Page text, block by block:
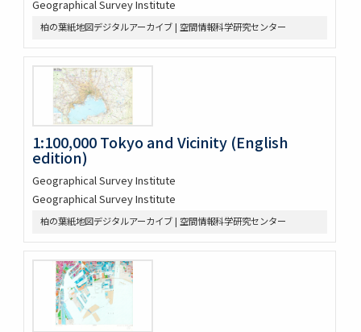
Geographical Survey Institute
柏の葉紙地図デジタルアーカイブ | 空間情報科学研究センター
1:100,000 Tokyo and Vicinity (English
edition)
Geographical Survey Institute
Geographical Survey Institute
柏の葉紙地図デジタルアーカイブ | 空間情報科学研究センター